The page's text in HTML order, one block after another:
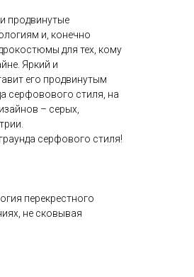
продвинутые
и, конечно
для тех, кому
Яркий и
его продвинутым
серфовового стиля, на
– серых,
серфового стиля!
перекрестного
не сковывая